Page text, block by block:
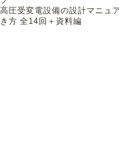
高圧受変電設備の設計マニュ
き方 全14回＋資料編